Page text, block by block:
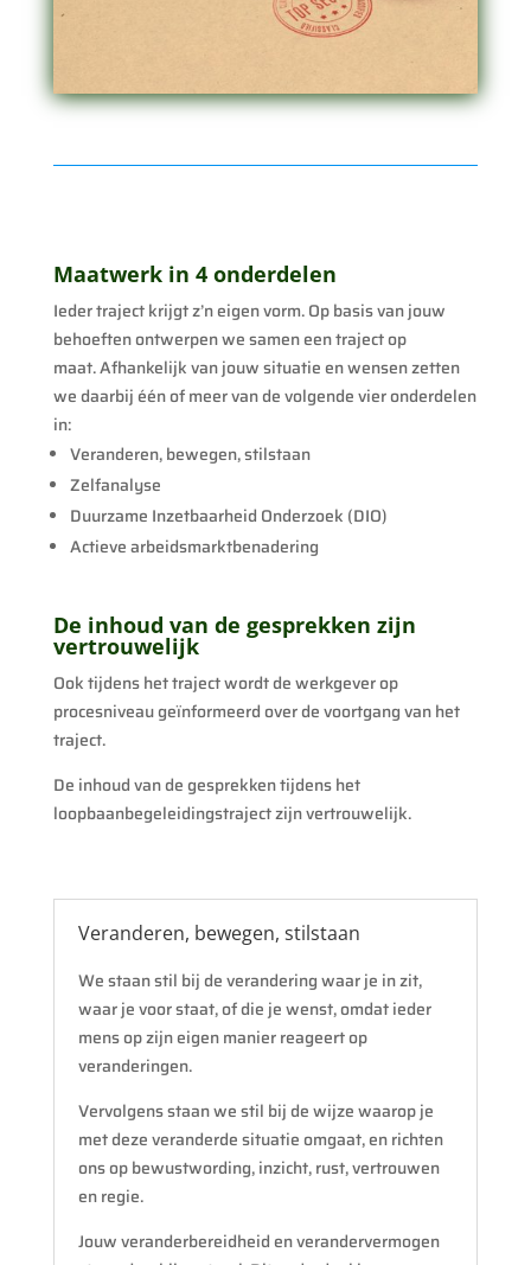
Maatwerk in 4 onderdelen
Ieder traject krijgt z’n eigen vorm. Op basis van jouw
behoeften ontwerpen we samen een traject op
maat.Afhankelijk van jouw situatie en wensen zetten
we daarbij één of meer van de volgende vier onderdelen
in:
Veranderen, bewegen, stilstaan
Zelfanalyse
Duurzame Inzetbaarheid Onderzoek (DIO)
Actieve arbeidsmarktbenadering
De inhoud van de gesprekken zijn
vertrouwelijk
Ook tijdens het traject wordt de werkgever op
procesniveau geïnformeerd over de voortgang van het
traject.
De inhoud van de gesprekken tijdens het
loopbaanbegeleidingstraject zijn vertrouwelijk.
Veranderen, bewegen, stilstaan
We staan stil bij de verandering waar je in zit,
waar je voor staat, of die je wenst, omdat ieder
mens op zijn eigen manier reageert op
veranderingen.
Vervolgens staan we stil bij de wijze waarop je
met deze veranderde situatie omgaat, en richten
ons op bewustwording, inzicht, rust, vertrouwen
en regie.
Jouw veranderbereidheid en verandervermogen